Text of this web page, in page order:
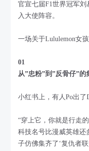
官宣七届F1世界冠军刘
入大使阵容。
一场关于Lululemon女
01
从”忠粉”到”反骨仔”的
小红书上，有人Po出了
“穿上它，你就是行走
科技名号比漫威英雄
子仿佛集齐了‘复仇者